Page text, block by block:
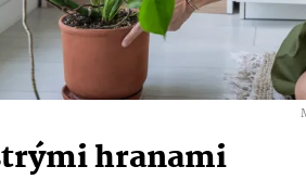
hranami